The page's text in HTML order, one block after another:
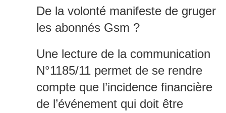
De la volonté manifeste de gruger
les abonnés Gsm ?
Une lecture de la communication
N°1185/11 permet de se rendre
compte que l’incidence financière
de l’événement qui doit être